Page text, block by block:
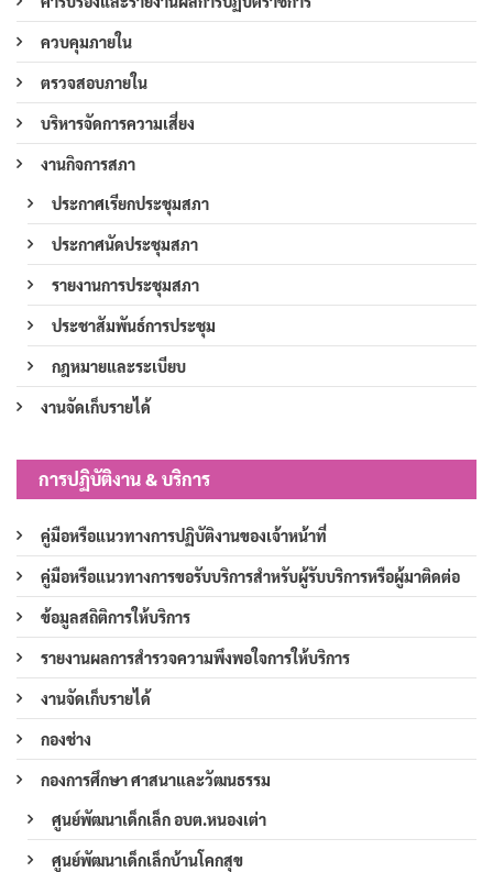
ควบคุมภายใน
ตรวจสอบภายใน
บริหารจัดการความเสี่ยง
งานกิจการสภา
ประกาศเรียกประชุมสภา
ประกาศนัดประชุมสภา
รายงานการประชุมสภา
ประชาสัมพันธ์การประชุม
กฎหมายและระเบียบ
งานจัดเก็บรายได้
การปฏิบัติงาน & บริการ
คู่มือหรือแนวทางการปฏิบัติงานของเจ้าหน้าที่
คู่มือหรือแนวทางการขอรับบริการสำหรับผู้รับบริการหรือผู้มาติดต่อ
ข้อมูลสถิติการให้บริการ
รายงานผลการสำรวจความพึงพอใจการให้บริการ
งานจัดเก็บรายได้
กองช่าง
กองการศึกษา ศาสนาและวัฒนธรรม
ศูนย์พัฒนาเด็กเล็ก อบต.หนองเต่า
ศูนย์พัฒนาเด็กเล็กบ้านโคกสุข